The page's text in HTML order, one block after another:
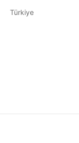
Türkiye